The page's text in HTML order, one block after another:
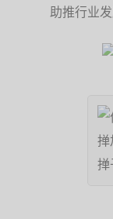
助推行业